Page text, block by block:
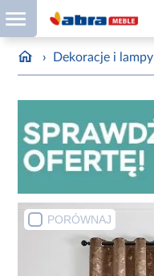
› Dekoracje i lampy
PORÓWNAJ